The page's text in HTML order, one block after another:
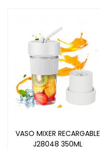
VASO MIXER RECARGABLE
J28048 350ML